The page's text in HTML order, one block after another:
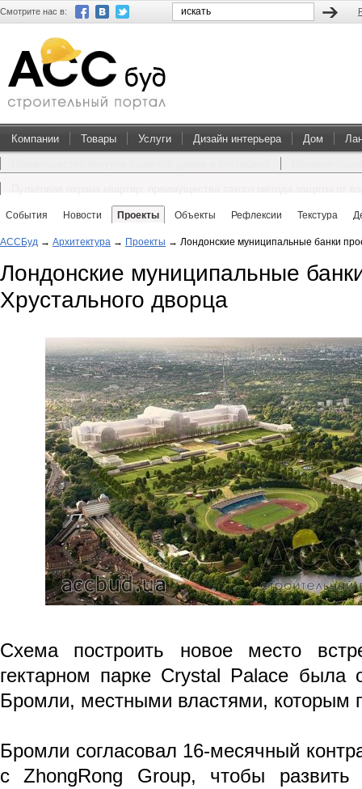
Смотрите нас в:
Компании Товары Услуги Дизайн интерьера Дом
События Новости Проекты Объекты Рефлексии Текстура
АССБуд → Архитектура → Проекты → Лондонские муниципальные банки
Лондонские муниципальные
Хрустального дворца
Схема построить новое место
гектарном парке Crystal Palace была
Бромли, местными властями, которым
Бромли согласовал 16-месячный
с ZhongRong Group, чтобы развить